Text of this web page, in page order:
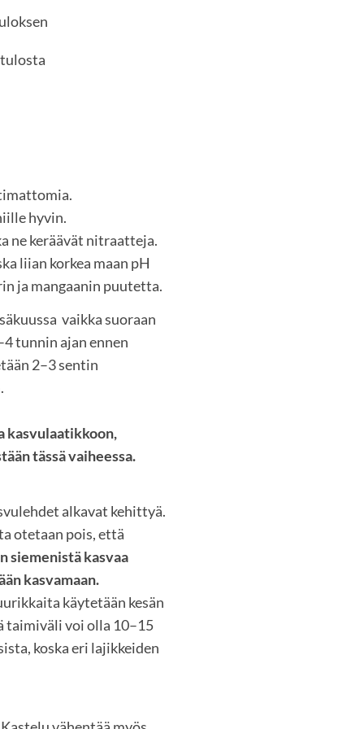
hyvin.
ne keräävät nitraatteja.
liian korkea maan pH
ja mangaanin puutetta.
vaikka suoraan
tunnin ajan ennen
2–3 sentin
kasvulaatikkoon,
tässä vaiheessa.
alkavat kehittyä.
otetaan pois, että
siemenistä kasvaa
kasvamaan.
käytetään kesän
taimiväli voi olla 10–15
koska eri lajikkeiden